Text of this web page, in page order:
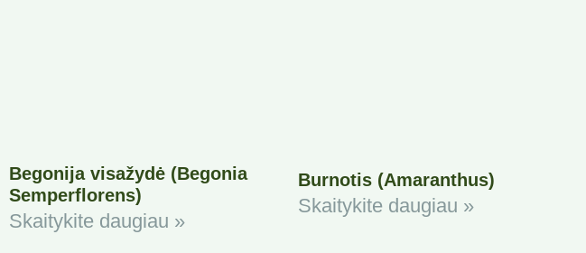
Begonija visažydė (Begonia
Semperflorens)
Skaitykite daugiau »
Burnotis (Amaranthus)
Skaitykite daugiau »